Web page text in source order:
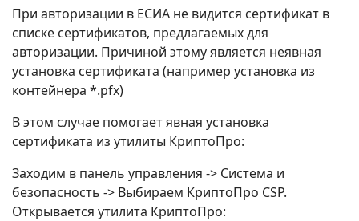
При авторизации в ЕСИА не видится сертификат в
списке сертификатов, предлагаемых для
авторизации. Причиной этому является неявная
установка сертификата (например установка из
контейнера *.pfx)
В этом случае помогает явная установка
сертификата из утилиты КриптоПро:
Заходим в панель управления -> Система и
безопасность -> Выбираем КриптоПро CSP.
Открывается утилита КриптоПро: